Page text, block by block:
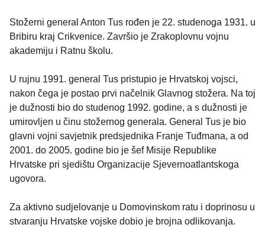
Stožerni general Anton Tus rođen je 22. studenoga 1931. u
Bribiru kraj Crikvenice. Završio je Zrakoplovnu vojnu
akademiju i Ratnu školu.
U rujnu 1991. general Tus pristupio je Hrvatskoj vojsci,
nakon čega je postao prvi načelnik Glavnog stožera. Na toj
je dužnosti bio do studenog 1992. godine, a s dužnosti je
umirovljen u činu stožernog generala. General Tus je bio
glavni vojni savjetnik predsjednika Franje Tuđmana, a od
2001. do 2005. godine bio je šef Misije Republike
Hrvatske pri sjedištu Organizacije Sjevernoatlantskoga
ugovora.
Za aktivno sudjelovanje u Domovinskom ratu i doprinosu u
stvaranju Hrvatske vojske dobio je brojna odlikovanja.